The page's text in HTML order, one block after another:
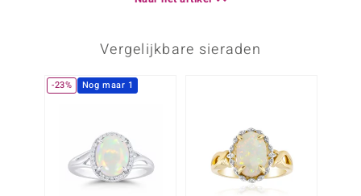
Vergelijkbare sieraden
-23% Nog maar 1